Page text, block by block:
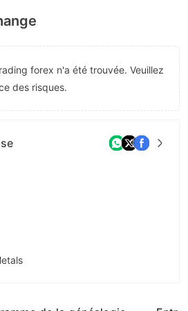
forex n'a été trouvée. Veuillez
des risques.